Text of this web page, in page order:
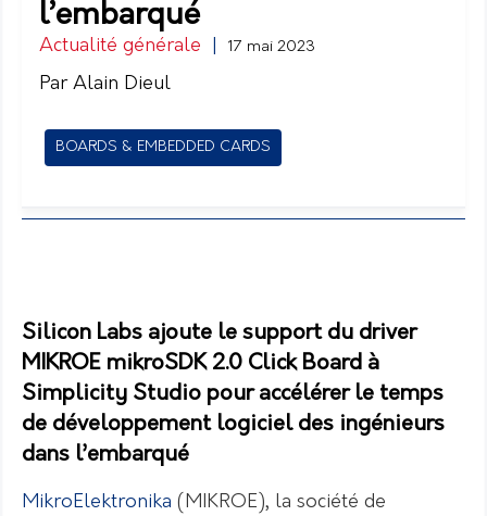
l’embarqué
Actualité générale 17 mai 2023
Par Alain Dieul
BOARDS & EMBEDDED CARDS
Silicon Labs ajoute le support du driver
MIKROE mikroSDK 2.0 Click Board à
Simplicity Studio pour accélérer le temps
de développement logiciel des ingénieurs
dans l’embarqué
MikroElektronika (MIKROE), la société de